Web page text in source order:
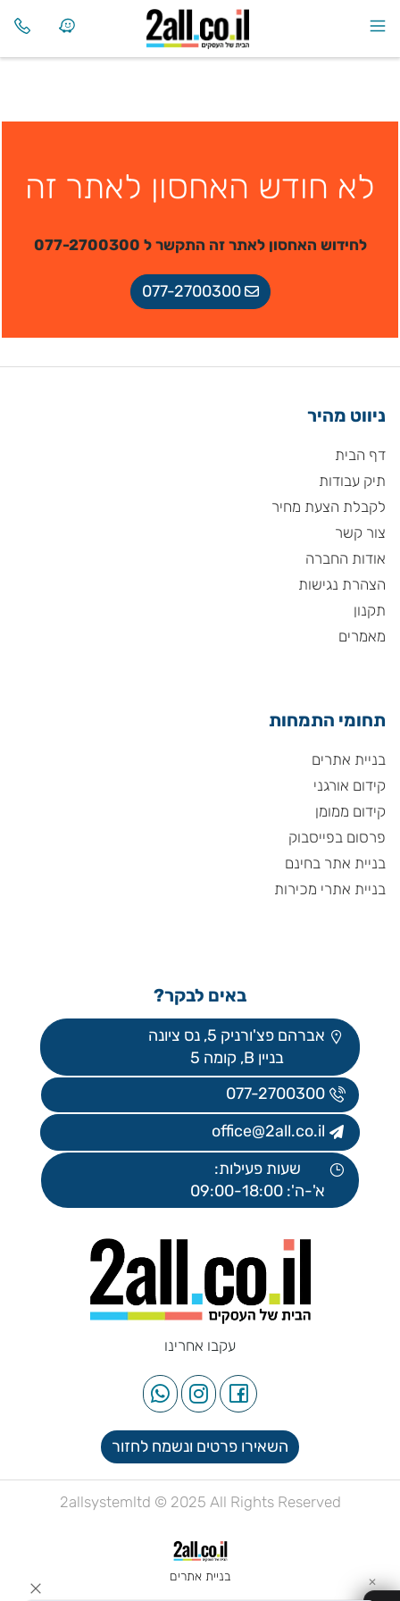
לא חודש האחסון לאתר זה
לחידוש האחסון לאתר זה התקשר ל 077-2700300
077-2700300
ניווט מהיר
דף הבית
תיק עבודות
לקבלת הצעת מחיר
צור קשר
אודות החברה
הצהרת נגישות
תקנון
מאמרים
תחומי התמחות
בניית אתרים
קידום אורגני
קידום ממומן
פרסום בפייסבוק
בניית אתר בחינם
בניית אתרי מכירות
באים לבקר?
אברהם פצ'ורניק 5, נס ציונה
בניין B, קומה 5
077-2700300
office@2all.co.il
שעות פעילות:
א'-ה': 09:00-18:00
עקבו אחרינו
השאירו פרטים ונשמח לחזור
2allsystemltd © 2025 All Rights Reserved
בניית אתרים ✕